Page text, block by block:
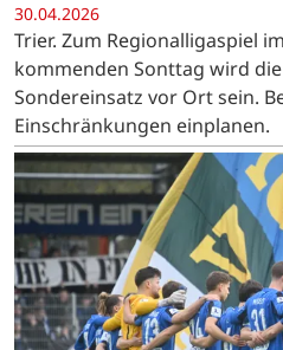
30.04.2026
Trier. Zum Regionalligaspiel
kommenden Sonttag wird
Sondereinsatz vor Ort sein.
Einschränkungen einplanen.